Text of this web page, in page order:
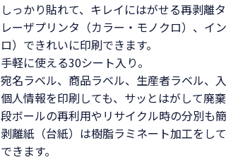
しっかり貼れて、キレイにはがせる再剥離
レーザプリンタ（カラー・モノクロ）、イ
ロ）できれいに印刷できます。
手軽に使える30シート入り。
宛名ラベル、商品ラベル、生産者ラベル、
個人情報を印刷しても、サッとはがして廃
段ボールの再利用やリサイクル時の分別も簡
剥離紙（台紙）は樹脂ラミネート加工をし
できます。